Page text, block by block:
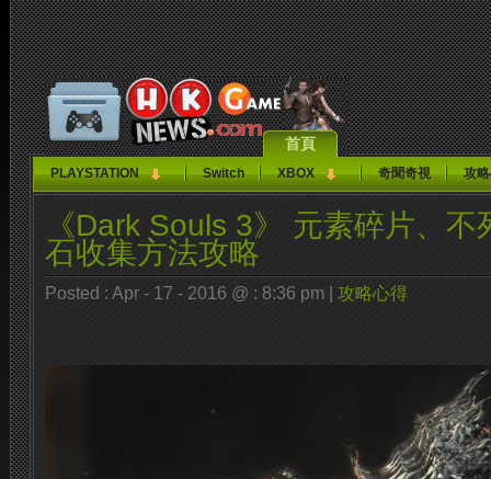
首頁
PLAYSTATION Switch XBOX 奇聞奇視 攻
《Dark Souls 3》 元素碎片、
石收集方法攻略
Posted : Apr - 17 - 2016 @ : 8:36 pm | 攻略心得